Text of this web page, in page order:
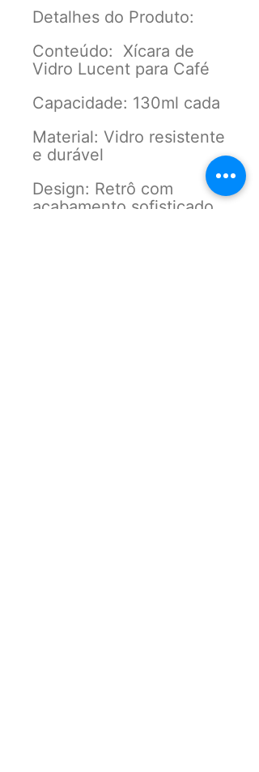
Detalhes do Produto:
Conteúdo: Xícara de
Vidro Lucent para Café
Capacidade: 130ml cada
Material: Vidro resistente
e durável
Design: Retrô com
acabamento sofisticado